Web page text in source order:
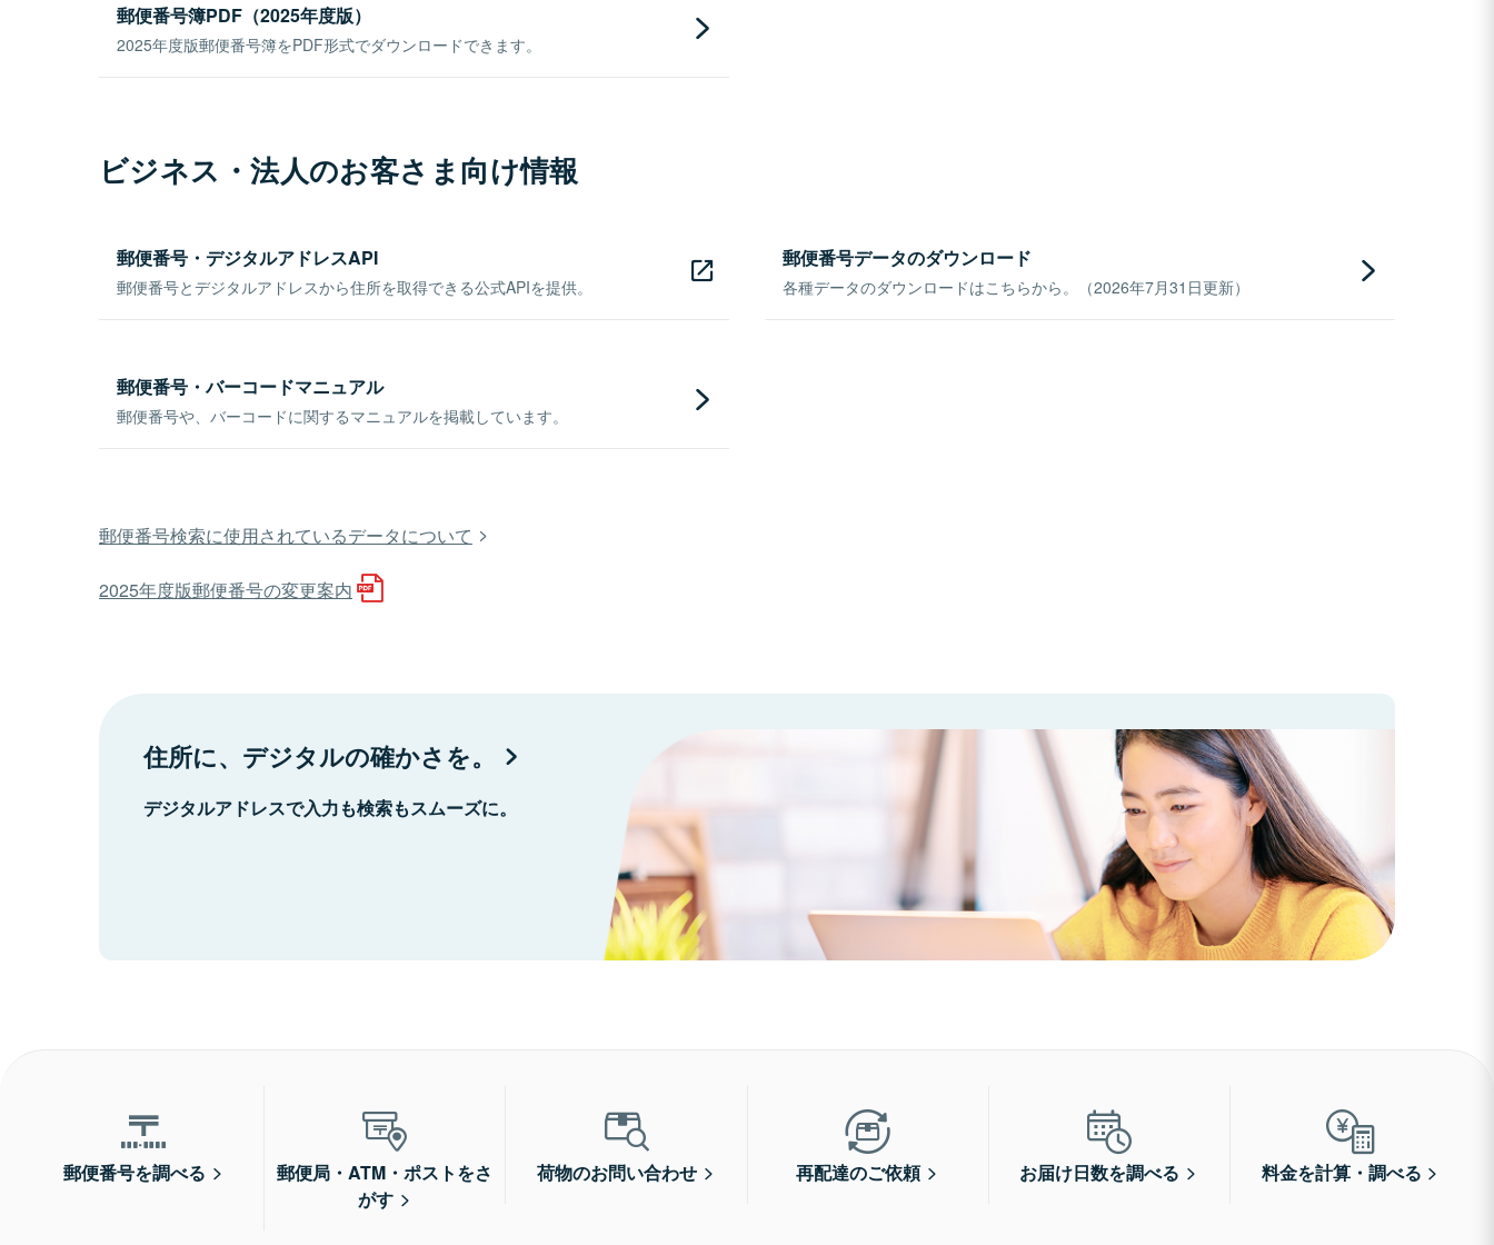
郵便番号簿PDF（2025年度版）
2025年度版郵便番号簿をPDF形式でダウンロードできます。
ビジネス・法人のお客さま向け情報
郵便番号・デジタルアドレスAPI
郵便番号とデジタルアドレスから住所を取得できる公式APIを提供。
郵便番号データのダウンロード
各種データのダウンロードはこちらから。（2026年7月31日更新）
郵便番号・バーコードマニュアル
郵便番号や、バーコードに関するマニュアルを掲載しています。
郵便番号検索に使用されているデータについて
2025年度版郵便番号の変更案内
住所に、デジタルの確かさを。
デジタルアドレスで入力も検索もスムーズに。
郵便番号を調べる
郵便局・ATM・ポストをさ
がす
荷物のお問い合わせ 再配達のご依頼 お届け日数を調べる 料金を計算・調べる